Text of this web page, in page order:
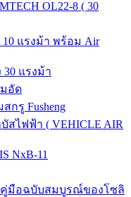
OL22-8 ( 30
10 แรงม้า พร้อม Air
แรงม้า
อัด
กรู Fusheng
ไฟฟ้า ( VEHICLE AIR
NxB-11
มือฉบับสมบูรณ์ของโซลิ